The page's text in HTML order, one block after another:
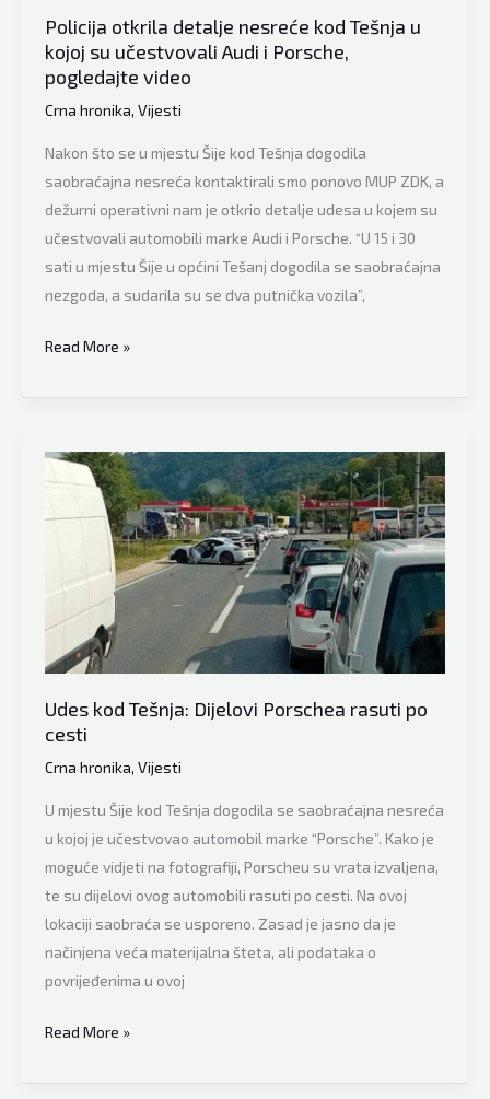
uskim
krugom
saradnika
se
slika
pored
novih
bunareva,
ali
sada
Policija otkrila detalje nesreće kod Tešnja u
kojoj su učestvovali Audi i Porsche,
pogledajte video
Crna hronika, Vijesti
Nakon što se u mjestu Šije kod Tešnja dogodila
saobraćajna nesreća kontaktirali smo ponovo MUP ZDK, a
dežurni operativni nam je otkrio detalje udesa u kojem su
učestvovali automobili marke Audi i Porsche. “U 15 i 30
sati u mjestu Šije u općini Tešanj dogodila se saobraćajna
nezgoda, a sudarila su se dva putnička vozila”,
Policija
detalje
kod
Tešnja
u
učestvovali
Audi
pogledajte
video
Read More »
Udes kod Tešnja: Dijelovi Porschea rasuti po
cesti
Crna hronika, Vijesti
U mjestu Šije kod Tešnja dogodila se saobraćajna nesreća
u kojoj je učestvovao automobil marke “Porsche”. Kako je
moguće vidjeti na fotografiji, Porscheu su vrata izvaljena,
te su dijelovi ovog automobili rasuti po cesti. Na ovoj
lokaciji saobraća se usporeno. Zasad je jasno da je
načinjena veća materijalna šteta, ali podataka o
povrijeđenima u ovoj
Udes
Tešnja:
Read More »